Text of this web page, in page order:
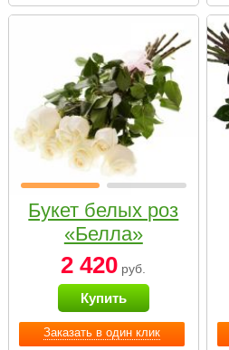
Заказать в один клик
Букет белых роз
«Белла»
2 420 руб.
Купить